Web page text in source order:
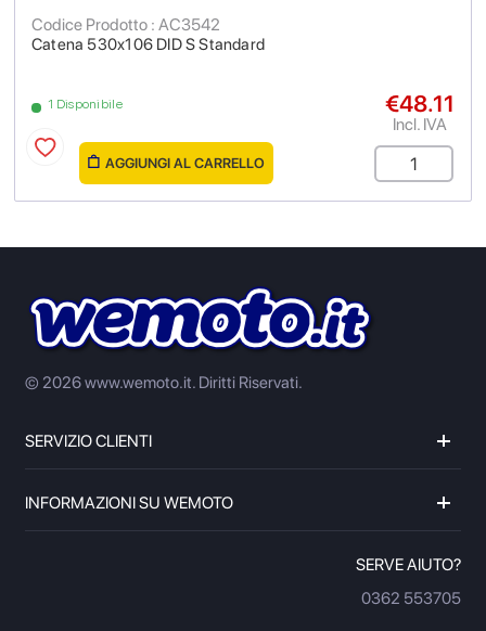
Catena 530x106 DID S Standard
Codice Prodotto : AC3542
1 Disponibile €48.11
Incl. IVA
AGGIUNGI AL CARRELLO
© 2026 www.wemoto.it. Diritti Riservati.
SERVIZIO CLIENTI
INFORMAZIONI SU WEMOTO
SERVE AIUTO?
0362 553705